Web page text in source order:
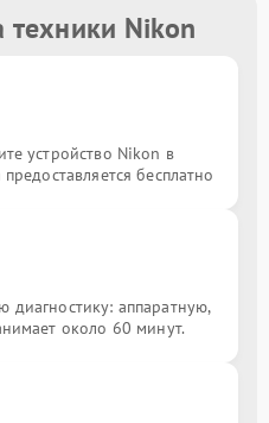
Nikon
устройство Nikon в
бесплатно
аппаратную,
около 60 минут.